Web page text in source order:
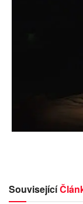
Související